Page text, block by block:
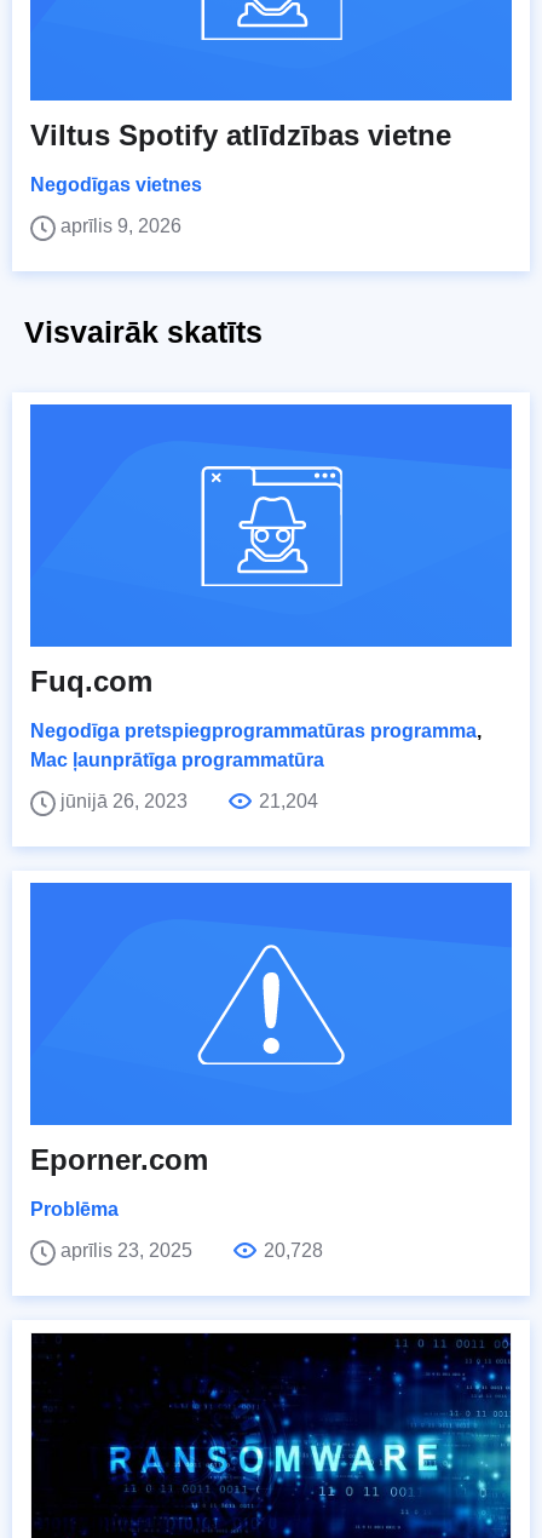
Viltus Spotify atlīdzības vietne
Negodīgas vietnes
aprīlis 9, 2026
Visvairāk skatīts
Fuq.com
Negodīga pretspiegprogrammatūras programma,
Mac ļaunprātīga programmatūra
jūnijā 26, 2023
21,204
Eporner.com
Problēma
aprīlis 23, 2025
20,728